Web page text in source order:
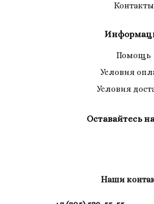
Контакты
Помощь
Условия
Условия
Оставайтесь
Наши